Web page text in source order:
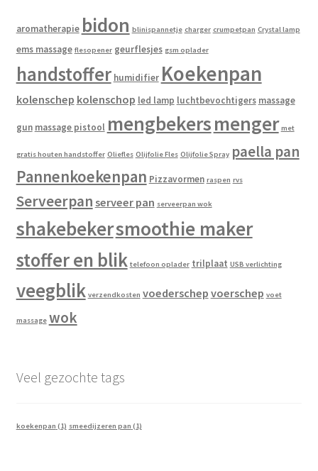
aromatherapie bidon blinispannetje charger crumpetpan Crystal lamp
ems massage flesopener geurflesjes gsm oplader
handstoffer humidifier Koekenpan
kolenschep kolenschop led lamp luchtbevochtigers massage
gun massage pistool mengbekersmenger met
gratis houten handstoffer Oliefles Olijfolie Fles Olijfolie Spray paella pan
Pannenkoekenpan Pizzavormen raspen rvs
Serveerpan serveer pan serveerpan wok
shakebekersmoothie maker
stoffer en blik telefoon oplader trilplaat USB verlichting
veegblik verzendkosten voederschep voerschep voet
massage wok
Veel gezochte tags
koekenpan (1) smeedijzeren pan (1)